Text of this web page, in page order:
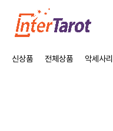
신상품 전체상품 악세사리